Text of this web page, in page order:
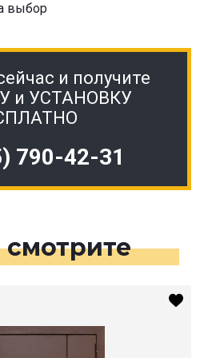
выбор
и получите
и УСТАНОВКУ
790-42-31